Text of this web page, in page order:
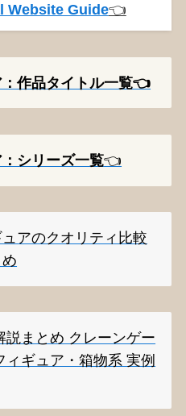
Website Guide👈️
作品タイトル一覧👈️
シリーズ一覧👈️
アのクオリティ比較
説まとめ クレーンゲー
ィギュア・箱物系 実例